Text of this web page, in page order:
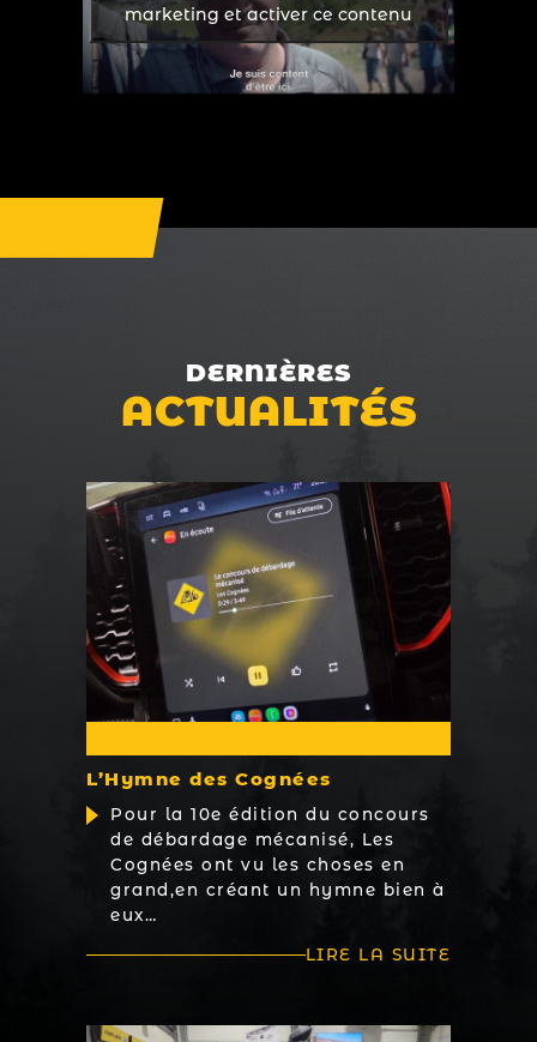
marketing et activer ce contenu
DERNIÈRES
ACTUALITÉS
L’Hymne des Cognées
Pour la 10e édition du concours
de débardage mécanisé, Les
Cognées ont vu les choses en
grand,en créant un hymne bien à
eux…
LIRE LA SUITE